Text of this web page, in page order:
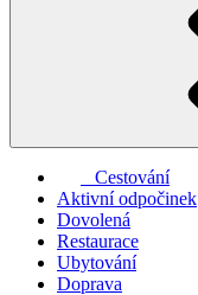
Cestování
Aktivní odpočinek
Dovolená
Restaurace
Ubytování
Doprava